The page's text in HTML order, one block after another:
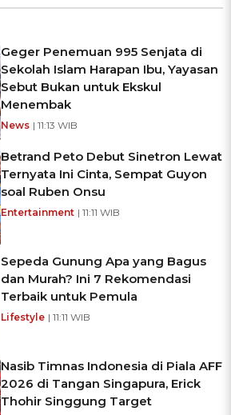
Geger Penemuan 995 Senjata di
Sekolah Islam Harapan Ibu, Yayasan
Sebut Bukan untuk Ekskul
Menembak
News | 11:13 WIB
Betrand Peto Debut Sinetron Lewat
Ternyata Ini Cinta, Sempat Guyon
soal Ruben Onsu
Entertainment | 11:11 WIB
Sepeda Gunung Apa yang Bagus
dan Murah? Ini 7 Rekomendasi
Terbaik untuk Pemula
Lifestyle | 11:11 WIB
Nasib Timnas Indonesia di Piala AFF
2026 di Tangan Singapura, Erick
Thohir Singgung Target